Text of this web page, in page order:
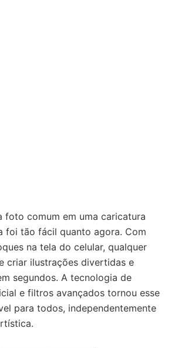
foto comum em uma caricatura
foi tão fácil quanto agora. Com
na tela do celular, qualquer
criar ilustrações divertidas e
segundos. A tecnologia de
e filtros avançados tornou esse
para todos, independentemente